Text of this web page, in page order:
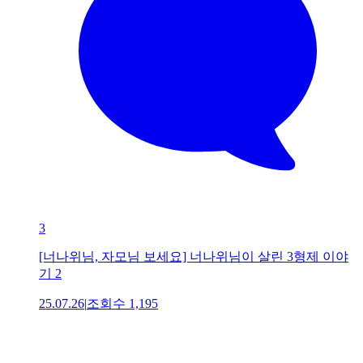
3
[너나위님, 자모님 보세요] 너나위님이 살린 3형제 이야
기 2
25.07.26|조회수 1,195